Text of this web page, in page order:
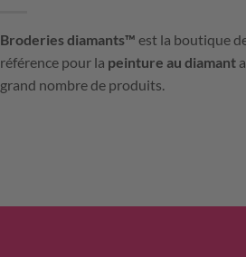
Broderies diamants™ est la boutique
référence pour la peinture au diamant
grand nombre de produits.